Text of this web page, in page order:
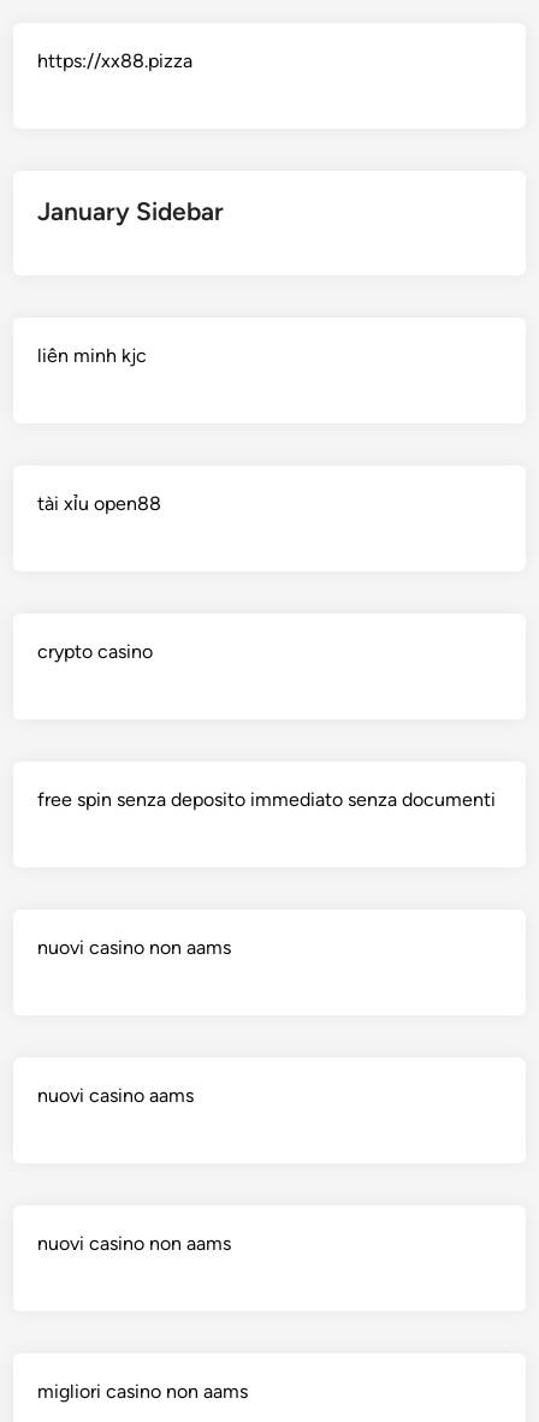
https://xx88.pizza
January Sidebar
liên minh kjc
tài xỉu open88
crypto casino
free spin senza deposito immediato senza documenti
nuovi casino non aams
nuovi casino aams
nuovi casino non aams
migliori casino non aams